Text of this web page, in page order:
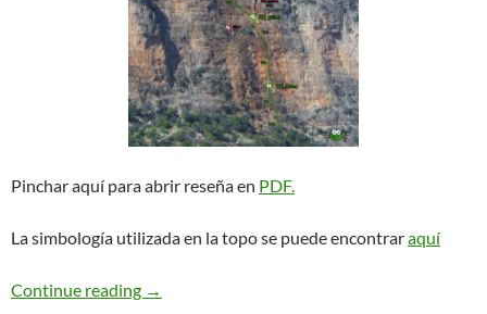
Pinchar aquí para abrir reseña en PDF.
La simbología utilizada en la topo se puede encontraraquí
Continue reading Federer. Leonidio
→